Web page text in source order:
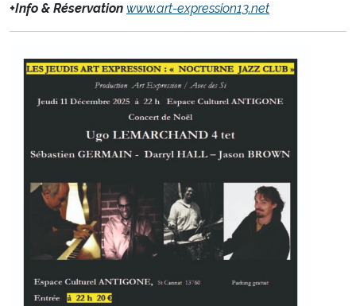
+Info & Réservation www.art-expression13.net